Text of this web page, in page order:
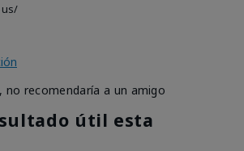
no recomendaría a un amigo
útil esta